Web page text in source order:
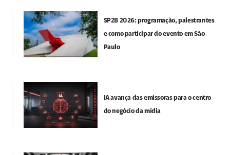
SP2B 2026: programação, palestrantes
e como participar do evento em São
Paulo
IA avança das emissoras para o centro
do negócio da mídia